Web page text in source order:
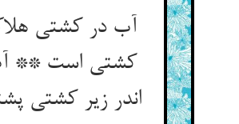
آب در کشتی
کشتی است **
اندر زیر کشتی